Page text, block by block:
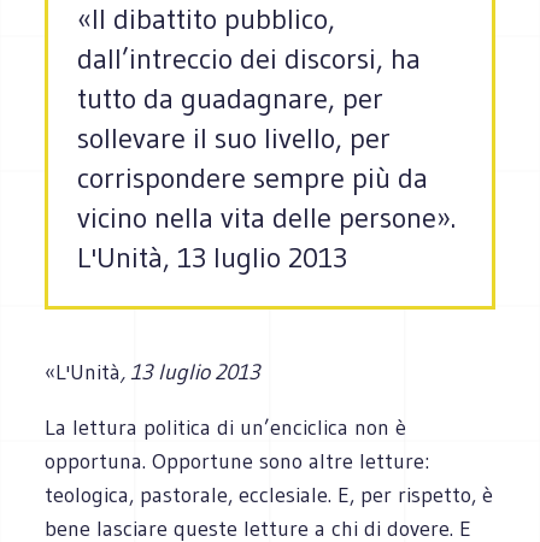
«Il dibattito pubblico,
dall’intreccio dei discorsi, ha
tutto da guadagnare, per
sollevare il suo livello, per
corrispondere sempre più da
vicino nella vita delle persone».
L'Unità, 13 luglio 2013
«L'Unità, 13 luglio 2013
La lettura politica di un’enciclica non è
opportuna. Opportune sono altre letture:
teologica, pastorale, ecclesiale. E, per rispetto, è
bene lasciare queste letture a chi di dovere. E